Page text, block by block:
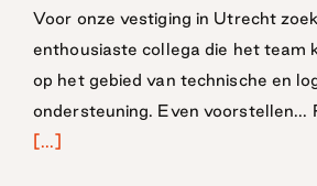
Voor onze vestiging in Utrecht
enthousiaste collega die het team
op het gebied van technische en
ondersteuning. Even voorstellen...
[...]